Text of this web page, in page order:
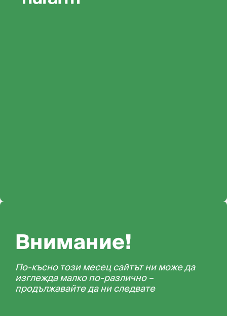
Внимание!
По-късно този месец сайтът ни може да
изглежда малко по-различно –
продължавайте да ни следвате